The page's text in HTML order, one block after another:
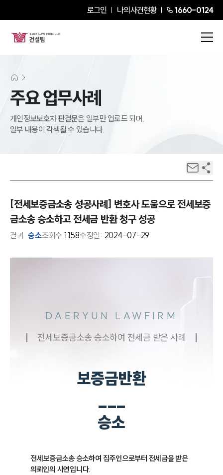
로그인 나의사건현황 1660-0124
주요 업무사례
개인정보보호차 판결문은 일부만 업로드 되며,
일부 내용이 각색될 수 있습니다.
[전세보증금소송 성공사례] 변호사 도움으로 전세보증
금소송 승소하고 전세금 반환 청구 성공
결과 승소조회수 1158수정일: 2024-07-29
DAERYUN LAWFIRM
전세보증금소송 승소하여 전세금 받은 사례
보증금반환
___
승소
전세보증금소송 승소하여 집주인으로부터 전세금을 받은
의뢰인의 사연입니다.